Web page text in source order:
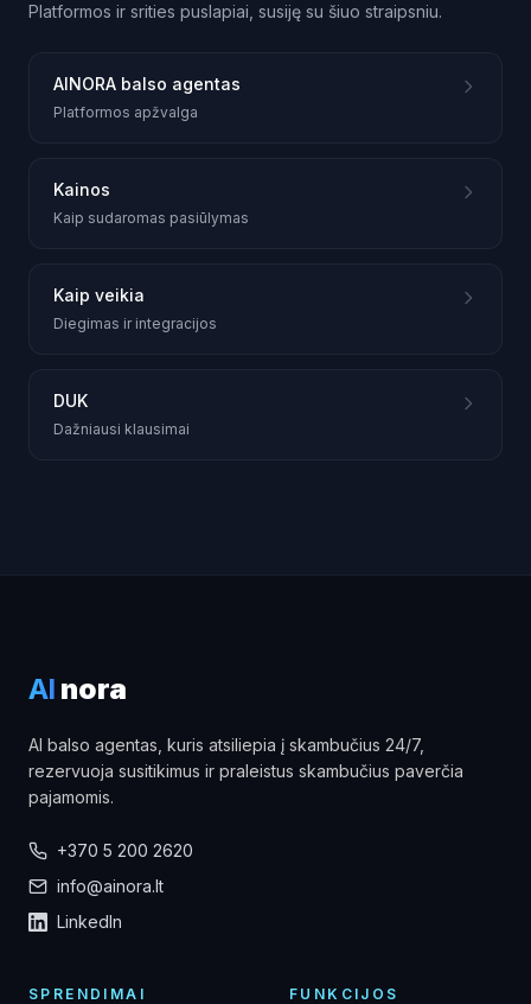
Platformos ir srities puslapiai, susiję su šiuo straipsniu.
AINORA balso agentas
Platformos apžvalga
Kainos
Kaip sudaromas pasiūlymas
Kaip veikia
Diegimas ir integracijos
DUK
Dažniausi klausimai
AI nora
AI balso agentas, kuris atsiliepia į skambučius 24/7,
rezervuoja susitikimus ir praleistus skambučius paverčia
pajamomis.
+370 5 200 2620
info@ainora.lt
LinkedIn
SPRENDIMAI FUNKCIJOS